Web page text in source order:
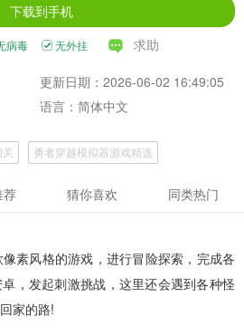
下载到手机
病毒 无外挂 求助
更新日期：2026-06-02 16:49:05
语言：简体中文
勇者穿越模拟器游戏精选
荐 猜你喜欢 同类热门
素风格的游戏，进行冒险探索，完成各
，发起刺激挑战，这里还会遇到各种怪
家的路!